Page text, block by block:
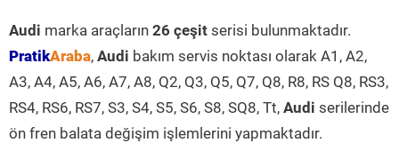
Audi marka araçların 26 çeşit serisi bulunmaktadır.
PratikAraba, Audi bakım servis noktası olarak A1, A2,
A3, A4, A5, A6, A7, A8, Q2, Q3, Q5, Q7, Q8, R8, RS Q8, RS3,
RS4, RS6, RS7, S3, S4, S5, S6, S8, SQ8, Tt, Audi serilerinde
ön fren balata değişim işlemlerini yapmaktadır.